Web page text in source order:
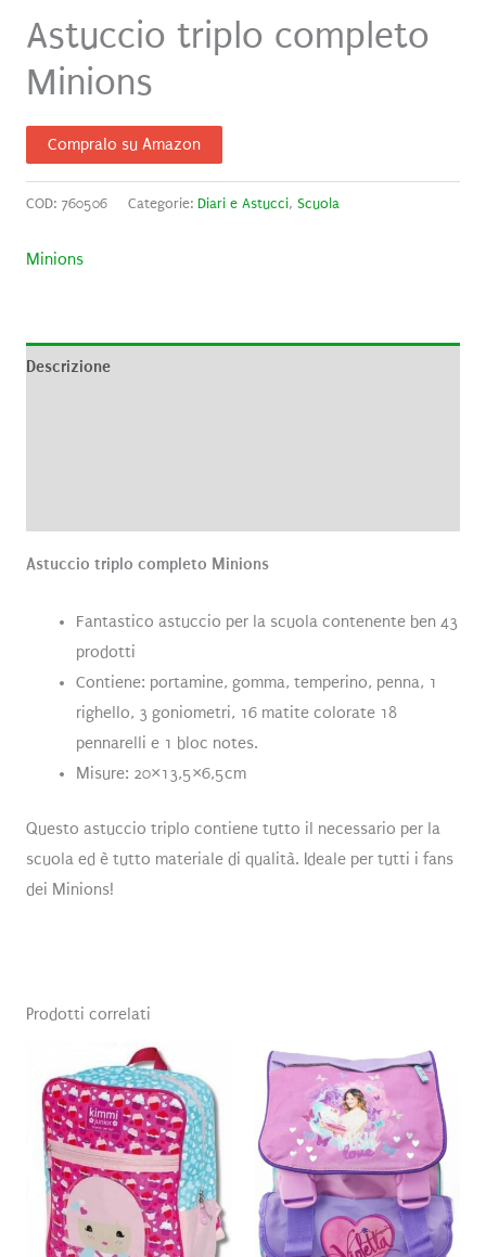
Astuccio triplo completo
Minions
Compralo su Amazon
COD: 760506 Categorie: Diari e Astucci, Scuola
Minions
Descrizione
Astuccio triplo completo Minions
Fantastico astuccio per la scuola contenente ben 43
prodotti
Contiene: portamine, gomma, temperino, penna, 1
righello, 3 goniometri, 16 matite colorate 18
pennarelli e 1 bloc notes.
Misure: 20×13,5×6,5cm
Questo astuccio triplo contiene tutto il necessario per la
scuola ed è tutto materiale di qualità. Ideale per tutti i fans
dei Minions!
Prodotti correlati